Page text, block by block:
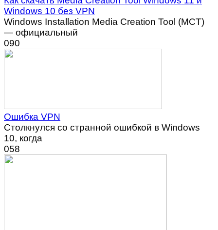
Windows 10 без VPN
Windows Installation Media Creation Tool (MCT)
— официальный
090
Ошибка VPN
Столкнулся со странной ошибкой в Windows
10, когда
058